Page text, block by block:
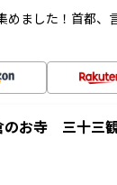
めました！首都
のお寺 三十三